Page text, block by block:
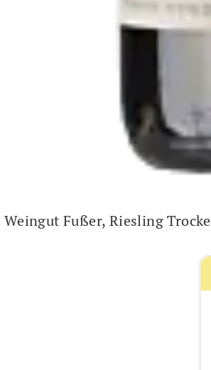
Weingut Fußer, Riesling